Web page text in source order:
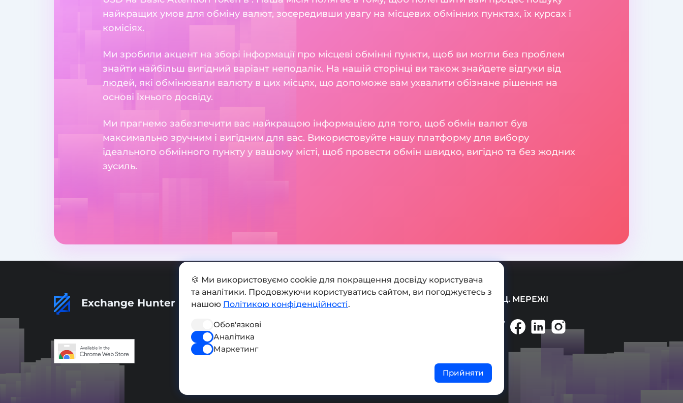
найкращих умов для обміну валют, зосередивши увагу на місцевих обмінних пунктах, їх курсах і
комісіях.
Ми зробили акцент на зборі інформації про місцеві обмінні пункти, щоб ви могли без проблем
знайти найбільш вигідний варіант неподалік. На нашій сторінці ви також знайдете відгуки від
людей, які обмінювали валюту в цих місцях, що допоможе вам ухвалити обізнане рішення на
основі їхнього досвіду.
Ми прагнемо забезпечити вас найкращою інформацією для того, щоб обмін валют був
максимально зручним і вигідним для вас. Використовуйте нашу платформу для вибору
ідеального обмінного пункту у вашому місті, щоб провести обмін швидко, вигідно та без жодних
зусиль.
Exchange Hunter Додати обмінник
Політика конфіденційності
СОЦ. МЕРЕЖІ
🍪 Ми використовуємо cookie для покращення досвіду користувача
та аналітики. Продовжуючи користуватись сайтом, ви погоджуєтесь з
нашою Політикою конфіденційності.
Обов'язкові
Аналітика
Маркетинг
Прийняти